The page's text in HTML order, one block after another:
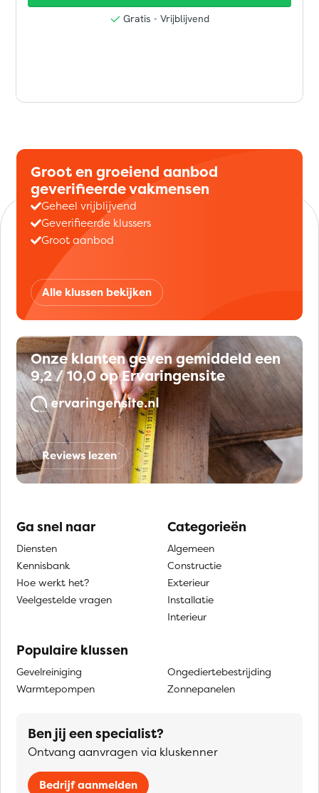
Groot en groeiend aanbod
geverifieerde vakmensen
Geheel vrijblijvend
Geverifieerde klussers
Groot aanbod
Alle klussen bekijken
Onze klanten geven gemiddeld een
9,2 / 10,0 op Ervaringensite
Reviews lezen
Ga snel naar
Diensten
Kennisbank
Hoe werkt het?
Veelgestelde vragen
Categorieën
Algemeen
Constructie
Exterieur
Installatie
Interieur
Populaire klussen
Gevelreiniging
Warmtepompen
Ongediertebestrijding
Zonnepanelen
Ben jij een specialist?
Ontvang aanvragen via kluskenner
Bedrijf aanmelden